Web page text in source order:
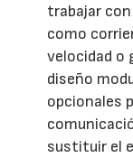
trabajar
como
velocidad o
diseño
opcionales
sustituir el